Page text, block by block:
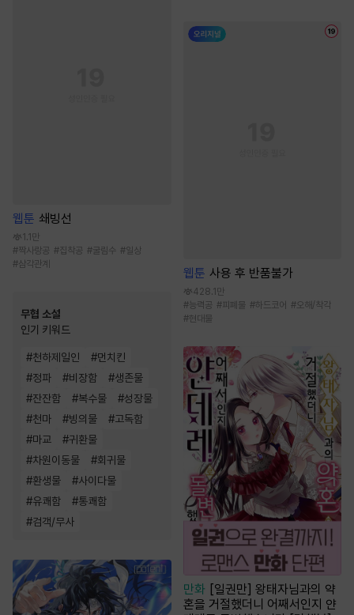
웹툰 쇄빙선
1.1만
#짝사랑공 #집착공 #굴림수 #일상
#삼각관계
무협 소설
인기 키워드
#천하제일인 #먼치킨
#정파 #비장함 #생존물
#잔잔함 #복수물 #성장물
#천마 #빙의물 #고독함
#마교 #귀환물
#차원이동물 #회귀물
#환생물 #사이다물
#유쾌함 #통쾌함
#검객/무사
웹툰 사용 후 반품불가
428.1만
#능력공 #피폐물 #하드코어 #오해/착각
#현대물
만화 [일권만] 왕태자님과의 약
혼을 거절했더니 어째서인지 얀